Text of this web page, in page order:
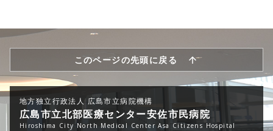
このページの先頭に戻る
地方独立行政法人 広島市立病院機構
広島市立北部医療センター安佐市民病院
Hiroshima City North Medical Center Asa Citizens Hospital